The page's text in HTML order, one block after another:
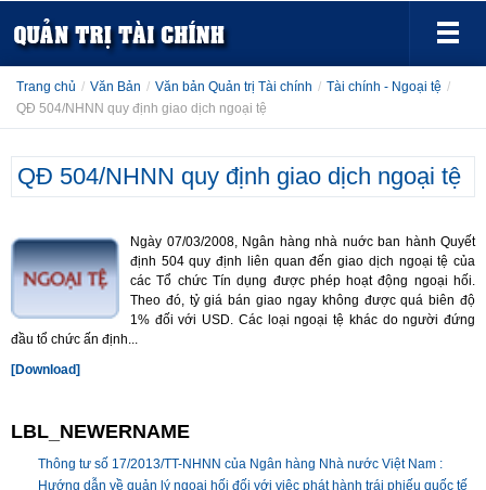
Trang chủ / Văn Bản / Văn bản Quản trị Tài chính / Tài chính - Ngoại tệ /
QĐ 504/NHNN quy định giao dịch ngoại tệ
QĐ 504/NHNN quy định giao dịch ngoại tệ
Ngày 07/03/2008, Ngân hàng nhà nuớc ban hành Quyết
định 504 quy định liên quan đến giao dịch ngoại tệ của
các Tổ chức Tín dụng được phép hoạt động ngoại hối.
Theo đó, tỷ giá bán giao ngay không được quá biên độ
1% đối với USD. Các loại ngoại tệ khác do người đứng
đầu tổ chức ấn định...
[Download]
LBL_NEWERNAME
Thông tư số 17/2013/TT-NHNN của Ngân hàng Nhà nước Việt Nam :
Hướng dẫn về quản lý ngoại hối đối với việc phát hành trái phiếu quốc tế